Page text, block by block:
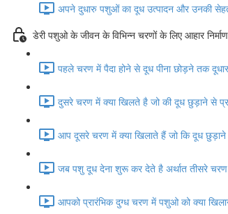
अपने दुधारु पशुओं का दूध उत्पादन और उनकी सेहत
डेरी पशुओ के जीवन के विभिन्न चरणों के लिए आहार निर्माण
पहले चरण में पैदा होने से दूध पीना छोड़ने तक
दुसरे चरण में क्या खिलते है जो की दूध छुड़ाने से
आप दूसरे चरण में क्या खिलाते हैं जो कि दूध
जब पशु दूध देना शुरू कर देते है अर्थात तीसरे
आपको प्रारंभिक दुग्ध चरण में पशुओ को क्या